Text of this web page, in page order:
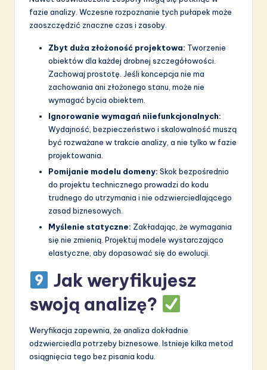
fazie analizy. Wczesne rozpoznanie tych pułapek może
zaoszczędzić znaczne czas i zasoby.
Zbyt duża złożoność projektowa: Tworzenie
obiektów dla każdej drobnej szczegółowości.
Zachowaj prostotę. Jeśli koncepcja nie ma
zachowania ani złożonego stanu, może nie
wymagać bycia obiektem.
Ignorowanie wymagań niiefunkcjonalnych:
Wydajność, bezpieczeństwo i skalowalność muszą
być rozważane w trakcie analizy, a nie tylko w fazie
projektowania.
Pomijanie modelu domeny: Skok bezpośrednio
do projektu technicznego prowadzi do kodu
trudnego do utrzymania i nie odzwierciedlającego
zasad biznesowych.
Myślenie statyczne: Zakładając, że wymagania
się nie zmienią. Projektuj modele wystarczająco
elastyczne, aby dopasować się do ewolucji.
Jak weryfikujesz
swoją analizę?
Weryfikacja zapewnia, że analiza dokładnie
odzwierciedla potrzeby biznesowe. Istnieje kilka metod
osiągnięcia tego bez pisania kodu.